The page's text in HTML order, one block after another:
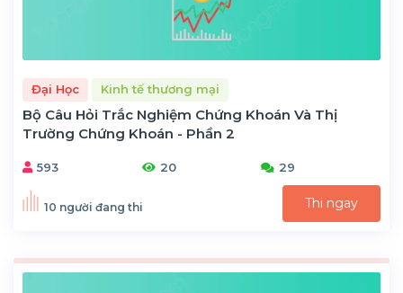
Đại Học Kinh tế thương mại
Bộ Câu Hỏi Trắc Nghiệm Chứng Khoán Và Thị
Trường Chứng Khoán - Phần 2
593 20 29
10 người đang thi Thi ngay